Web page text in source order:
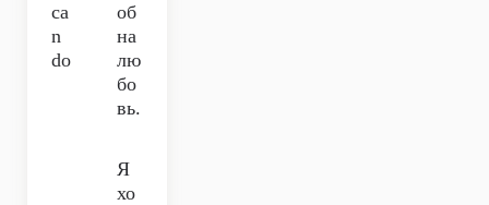
ca
n
do
об
на
лю
бо
вь.
Я
хо